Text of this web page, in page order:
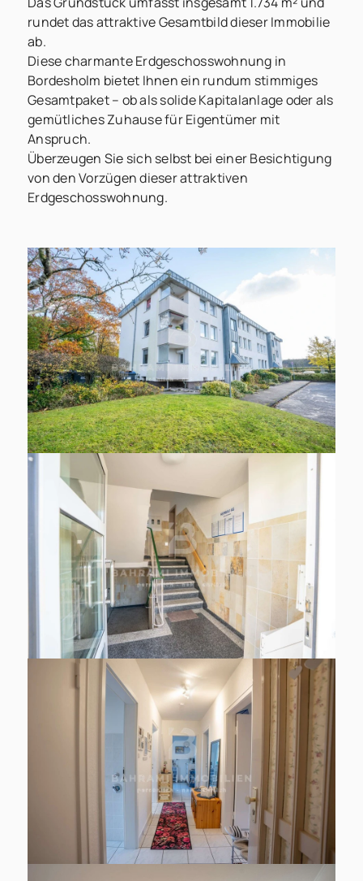
rundet das attraktive Gesamtbild dieser Immobilie
ab.
Diese charmante Erdgeschosswohnung in
Bordesholm bietet Ihnen ein rundum stimmiges
Gesamtpaket – ob als solide Kapitalanlage oder als
gemütliches Zuhause für Eigentümer mit
Anspruch.
Überzeugen Sie sich selbst bei einer Besichtigung
von den Vorzügen dieser attraktiven
Erdgeschosswohnung.